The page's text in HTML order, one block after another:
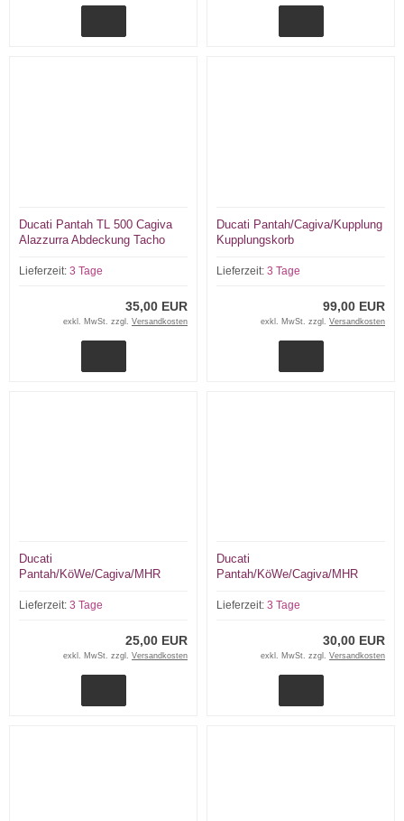
Ducati Pantah TL 500 Cagiva
Alazzurra Abdeckung Tacho
Lieferzeit: 3 Tage
35,00 EUR
exkl. MwSt. zzgl. Versandkosten
Ducati Pantah/Cagiva/Kupplung
Kupplungskorb
Lieferzeit: 3 Tage
99,00 EUR
exkl. MwSt. zzgl. Versandkosten
Ducati
Pantah/KöWe/Cagiva/MHR
Lieferzeit: 3 Tage
25,00 EUR
exkl. MwSt. zzgl. Versandkosten
Ducati
Pantah/KöWe/Cagiva/MHR
Bremsflüssigkeitsbehälter
Lieferzeit: 3 Tage
30,00 EUR
exkl. MwSt. zzgl. Versandkosten